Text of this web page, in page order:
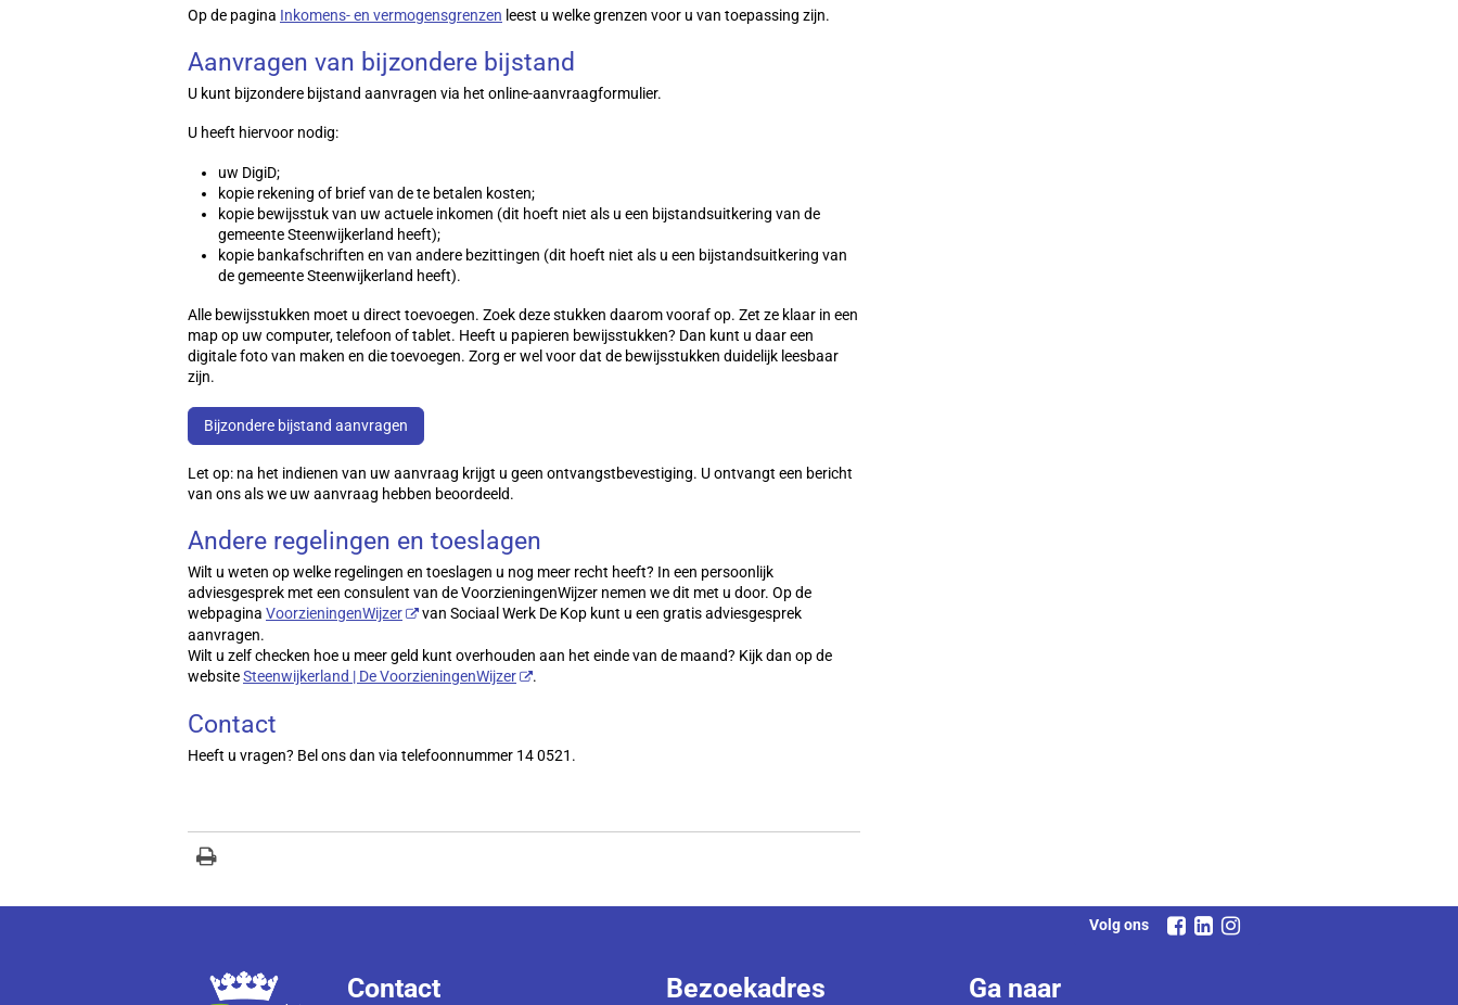
Op de pagina Inkomens- en vermogensgrenzen leest u welke grenzen voor u van toepassing zijn.
Aanvragen van bijzondere bijstand
U kunt bijzondere bijstand aanvragen via het online-aanvraagformulier.
U heeft hiervoor nodig:
uw DigiD;
kopie rekening of brief van de te betalen kosten;
kopie bewijsstuk van uw actuele inkomen (dit hoeft niet als u een bijstandsuitkering van de
gemeente Steenwijkerland heeft);
kopie bankafschriften en van andere bezittingen (dit hoeft niet als u een bijstandsuitkering van
de gemeente Steenwijkerland heeft).
Alle bewijsstukken moet u direct toevoegen. Zoek deze stukken daarom vooraf op. Zet ze klaar in een
map op uw computer, telefoon of tablet. Heeft u papieren bewijsstukken? Dan kunt u daar een
digitale foto van maken en die toevoegen. Zorg er wel voor dat de bewijsstukken duidelijk leesbaar
zijn.
Bijzondere bijstand aanvragen
Let op: na het indienen van uw aanvraag krijgt u geen ontvangstbevestiging. U ontvangt een bericht
van ons als we uw aanvraag hebben beoordeeld.
Andere regelingen en toeslagen
Wilt u weten op welke regelingen en toeslagen u nog meer recht heeft? In een persoonlijk
adviesgesprek met een consulent van de VoorzieningenWijzer nemen we dit met u door. Op de
webpagina VoorzieningenWijzer
van Sociaal Werk De Kop kunt u een gratis adviesgesprek
aanvragen.
Wilt u zelf checken hoe u meer geld kunt overhouden aan het einde van de maand? Kijk dan op de
websiteSteenwijkerland | De VoorzieningenWijzer .
Contact
Heeft u vragen? Bel ons dan via telefoonnummer 14 0521.
Volg ons
Contact Bezoekadres Ga naar